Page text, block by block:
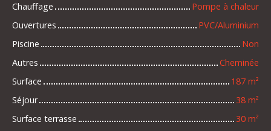
Chauffage
Pompe à chaleur
Ouvertures
PVC/Aluminium
Piscine
Non
Autres
Cheminée
Surface
187 m²
Séjour
38 m²
Surface terrasse
30 m²